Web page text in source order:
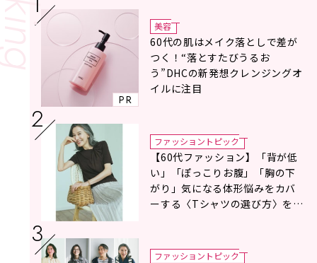
PR
美容
60代の肌はメイク落としで差が
つく！“落とすたびうるお
う”DHCの新発想クレンジングオ
イルに注目
ファッショントピック
【60代ファッション】「背が低
い」「ぽっこりお腹」「胸の下
がり」気になる体形悩みをカバ
ーする〈Tシャツの選び方〉をス
ファッショントピック